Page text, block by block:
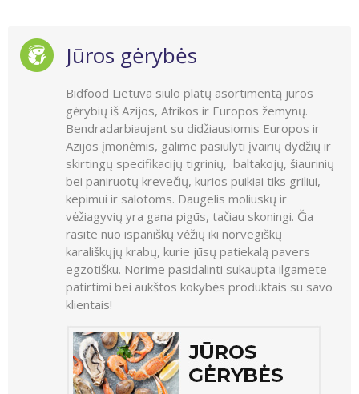
Jūros gėrybės
Bidfood Lietuva siūlo platų asortimentą jūros
gėrybių iš Azijos, Afrikos ir Europos žemynų.
Bendradarbiaujant su didžiausiomis Europos ir
Azijos įmonėmis, galime pasiūlyti įvairių dydžių ir
skirtingų specifikacijų tigrinių, baltakojų, šiaurinių
bei paniruotų krevečių, kurios puikiai tiks griliui,
kepimui ir salotoms. Daugelis moliuskų ir
vėžiagyvių yra gana pigūs, tačiau skoningi. Čia
rasite nuo ispaniškų vėžių iki norvegiškų
karališkųjų krabų, kurie jūsų patiekalą pavers
egzotišku. Norime pasidalinti sukaupta ilgamete
patirtimi bei aukštos kokybės produktais su savo
klientais!